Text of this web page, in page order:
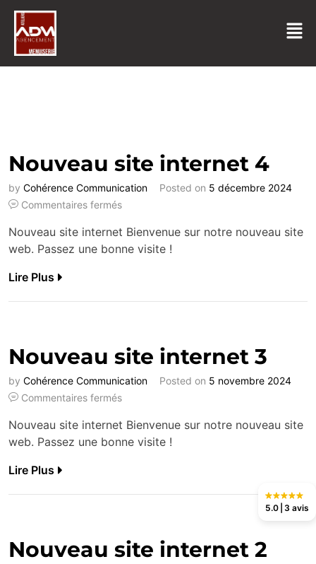
Nouveau site internet 4
by Cohérence Communication Posted on 5 décembre 2024
Commentaires fermés
Nouveau site internet Bienvenue sur notre nouveau site
web. Passez une bonne visite !
Lire Plus
Nouveau site internet 3
by Cohérence Communication Posted on 5 novembre 2024
Commentaires fermés
Nouveau site internet Bienvenue sur notre nouveau site
web. Passez une bonne visite !
Lire Plus
Nouveau site internet 2
5.0 3 avis